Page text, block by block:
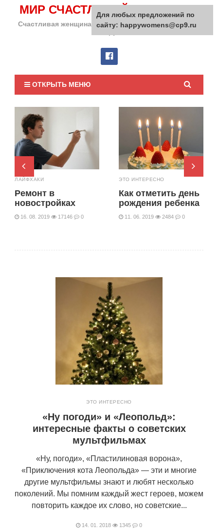
МИР СЧАСТЛИВОЙ ЖЕНЩИНЫ
Счастливая женщина сделает счастливым весь мир
ОТКРЫТЬ МЕНЮ
ЛАЙФХАКИ
Ремонт в
новостройках
16. 08. 2019 17146 0
ЭТО ИНТЕРЕСНО
Как отметить день
рождения ребенка
11. 06. 2019 2484 0
pr
e
v
n
e
xt
ЭТО ИНТЕРЕСНО
«Ну погоди» и «Леопольд»:
интересные факты о советских
мультфильмах
«Ну, погоди», «Пластилиновая ворона»,
«Приключения кота Леопольда» — эти и многие
другие мультфильмы знают и любят несколько
поколений. Мы помним каждый жест героев, можем
повторить каждое их слово, но советские...
14. 01. 2018 1345 0
Для любых предложений по
сайту: happywomens@cp9.ru